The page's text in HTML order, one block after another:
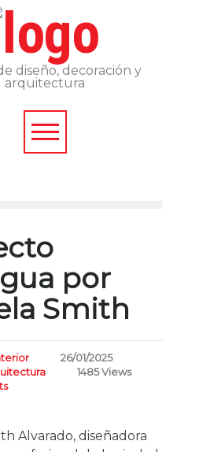
diseño, decoración y
arquitectura
por
Smith
26/01/2025
1485 Views
Alvarado, diseñadora